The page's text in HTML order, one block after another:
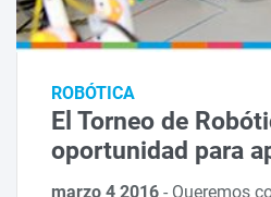
ROBÓTICA
El Torneo de
oportunidad para
marzo 4 2016- Queremos